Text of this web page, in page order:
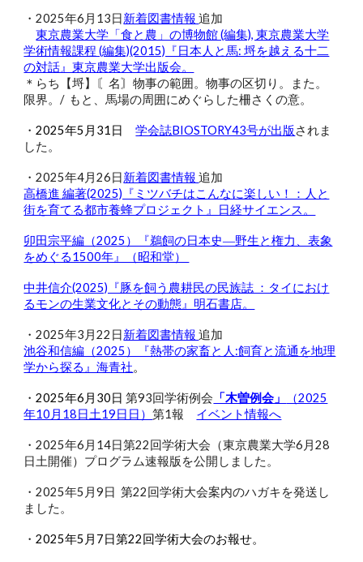
・2025年6月13日新着図書情報追加
東京農業大学「食と農」の博物館 (編集), 東京農業大学
学術情報課程 (編集)(2015)『日本人と馬: 埒を越える十二
の対話』東京農業大学出版会。
＊らち【埒】〘名〙物事の範囲。物事の区切り。また。
限界。/ もと、馬場の周囲にめぐらした柵さくの意。
・2025年5月31日学会誌BIOSTORY43号が出版されま
した。
・2025年4月26日新着図書情報追加
高橋進 編著(2025)『ミツバチはこんなに楽しい！：人と
街を育てる都市養蜂プロジェクト』日経サイエンス。
卯田宗平編（2025）『鵜飼の日本史―野生と権力、表象
をめぐる1500年』（昭和堂）
中井信介(2025)『豚を飼う農耕民の民族誌 ：タイにおけ
るモンの生業文化とその動態』明石書店。
・2025年3月22日新着図書情報追加
池谷和信編（2025）『熱帯の家畜と人:飼育と流通を地理
学から探る』海青社。
・2025年6月30日第93回学術例会 「木曽例会」
（2025
年10月18日土19日日）第1報 イベント情報へ
・2025年6月14日第22回学術大会（東京農業大学6月28
日土開催）プログラム速報版を公開しました。
・2025年5月9日第22回学術大会案内のハガキを発送し
ました。
・2025年5月7日第22回学術大会のお報せ。